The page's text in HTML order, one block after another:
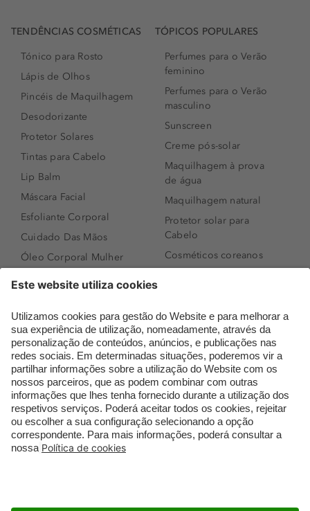
TENDÊNCIAS COSMÉTICAS
Tónico para Rosto
Lápis de Olhos
Pincéis de Maquilhagem
Desodorizante
Protetor Solares
Tintas para Cabelo
Lip Balm
Máscara Facial
Esfoliante Corporal
Cuidado Das Mãos
Óleo Corporal Mulher
Sérum de Rosto
Body mist & Spray
corporal
Produtos para Cabelo
Homem
Espuma de Limpeza
Facial
Dermocosmética
TÓPICOS POPULARES
Perfumes para o Verão
feminino
Perfumes para o Verão
masculino
Sunscreen
Creme pós-solar
Maquilhagem à prova
de água
Maquilhagem natural
Protetor solar para
Cabelo
Cosméticos coreanos
Perfumes árabes
Novidades
Melhores Perfumes
Femininos
TOP 10: Perfumes
Masculinos
Pestanas Postiças
Creme Rosto Homem